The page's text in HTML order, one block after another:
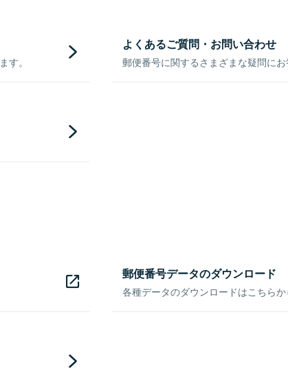
す。
よくあるご質問・お問い合わせ
郵便番号に関するさまざまな疑問にお
郵便番号データのダウンロード
各種データのダウンロードはこちら